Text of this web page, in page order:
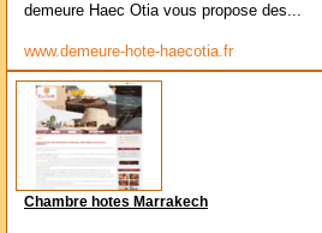
demeure Haec Otia vous propose des...
www.demeure-hote-haecotia.fr
Chambre hotes Marrakech